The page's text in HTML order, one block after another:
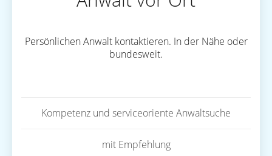
Persönlichen Anwalt kontaktieren. In der Nähe oder
bundesweit.
Kompetenz und serviceoriente Anwaltsuche
mit Empfehlung